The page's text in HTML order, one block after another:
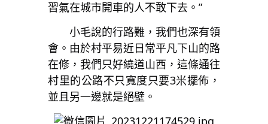
習氣在城市開車的人不敢下去。”
小毛說的行路難，我們也深有領
會。由於村平易近日常平凡下山的路
在修，我們只好繞道山西，這條通往
村里的公路不只寬度只要3米擺佈，
並且另一邊就是絕壁。